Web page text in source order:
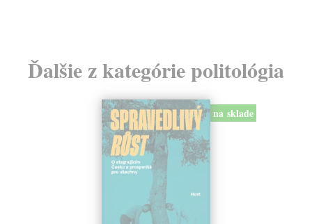
Ďalšie z kategórie politológia
na sklade